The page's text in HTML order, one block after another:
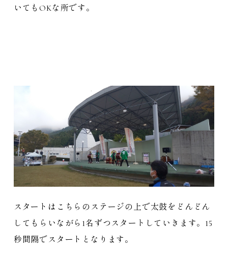
いてもOKな所です。
スタートはこちらのステージの上で太鼓をどんどん
してもらいながら1名ずつスタートしていきます。15
秒間隔でスタートとなります。